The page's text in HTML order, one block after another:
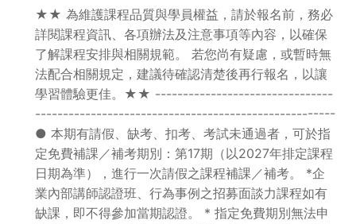
★★ 為維護課程品質與學員權益，請於報名前，務必
詳閱課程資訊、各項辦法及注意事項等內容，以確保
了解課程安排與相關規範。 若您尚有疑慮，或暫時無
法配合相關規定，建議待確認清楚後再行報名，以讓
學習體驗更佳。★★ --------------------------------
------------------------------------------------------
● 本期有請假、缺考、扣考、考試未通過者，可於指
定免費補課／補考期別：第17期（以2027年排定課程
日期為準），進行一次請假之課程補課／補考。 *企
業內部講師認證班、行為事例之招募面談力課程如有
缺課，即不得參加當期認證。 * 指定免費期別無法申